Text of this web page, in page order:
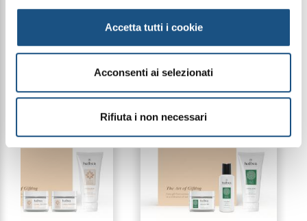
Accetta tutti i cookie
Acconsenti ai selezionati
Rifiuta i non necessari
disponibilità del packaging
PRODOTTI CORRELATI
Offerta